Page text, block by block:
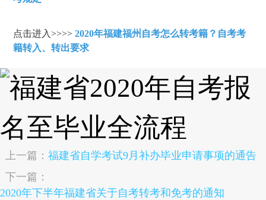
点击进入>>>>2020年福建福州自考怎么转考籍？自考考
籍转入、转出要求
上一篇：福建省自学考试9月补办毕业申请事项的通告
下一篇：
2020年下半年福建省关于自考转考和免考的通知